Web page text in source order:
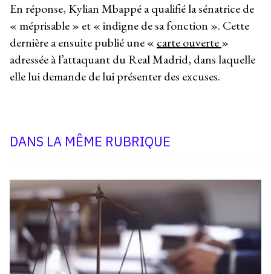
En réponse, Kylian Mbappé a qualifié la sénatrice de
« méprisable » et « indigne de sa fonction ». Cette
dernière a ensuite publié une « carte ouverte»
adressée à l’attaquant du Real Madrid, dans laquelle
elle lui demande de lui présenter des excuses.
DANS LA MÊME RUBRIQUE